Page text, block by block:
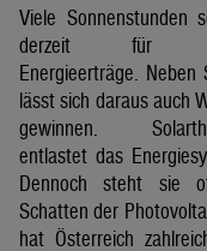
Viele Sonnenstunden
derzeit für
Energieerträge. Neben
lässt sich daraus auch
gewinnen.
entlastet das
Dennoch steht sie
Schatten der
hat Österreich